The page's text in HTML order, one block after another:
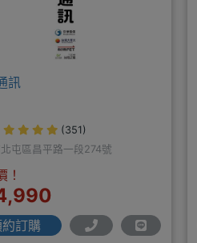
訊
(351)
屯區昌平路一段274號
！
訂購